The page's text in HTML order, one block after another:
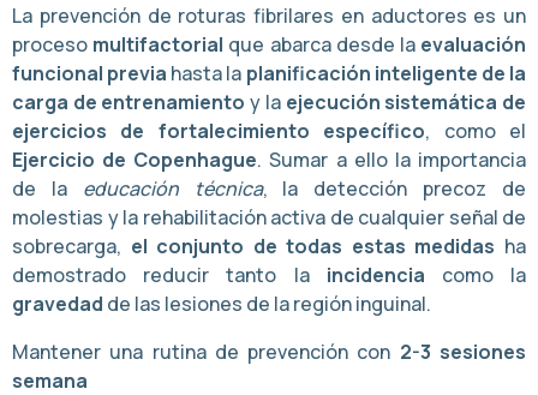
La prevención de roturas fibrilares en aductores es un
proceso multifactorial que abarca desde la evaluación
funcional previa hasta la planificación inteligente de la
carga de entrenamiento y la ejecución sistemática de
ejercicios de fortalecimiento específico, como el
Ejercicio de Copenhague. Sumar a ello la importancia
de la educación técnica, la detección precoz de
molestias y la rehabilitación activa de cualquier señal de
sobrecarga, el conjunto de todas estas medidas ha
demostrado reducir tanto la incidencia como la
gravedad de las lesiones de la región inguinal.
Mantener una rutina de prevención con 2-3 sesiones
semana